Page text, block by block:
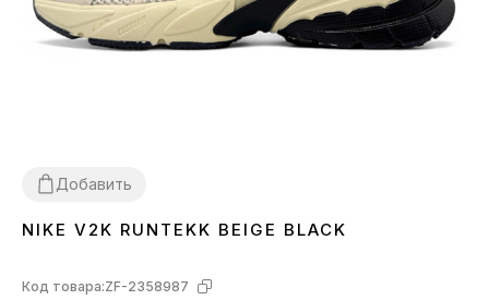
Добавить
3637 3839404344 45
NIKE V2K RUNTEKK BEIGE BLACK
Код товара:ZF-2358987